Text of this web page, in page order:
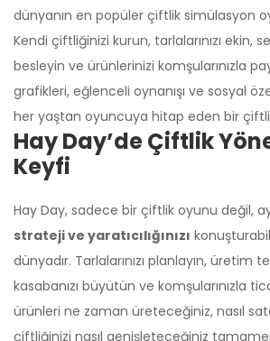
dünyanın en popüler çiftlik simülasyon
Kendi çiftliğinizi kurun, tarlalarınızı ekin,
besleyin ve ürünlerinizi komşularınızla
grafikleri, eğlenceli oynanışı ve sosyal
her yaştan oyuncuya hitap eden bir
Hay Day’de Çiftlik
Keyfi
Hay Day, sadece bir çiftlik oyunu değil,
strateji ve yaratıcılığınızı
dünyadır. Tarlalarınızı planlayın, üretim
kasabanızı büyütün ve komşularınızla
ürünleri ne zaman üreteceğiniz, nasıl
çiftliğinizi nasıl genişleteceğiniz